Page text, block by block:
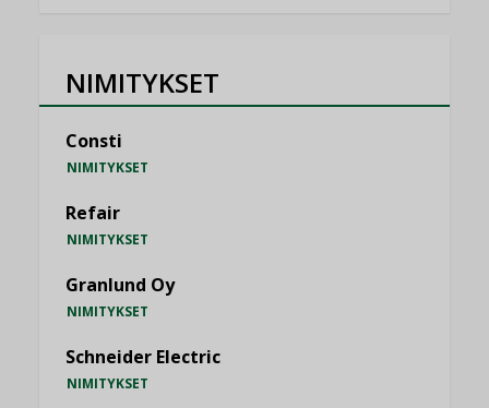
NIMITYKSET
Consti
NIMITYKSET
Refair
NIMITYKSET
Granlund Oy
NIMITYKSET
Schneider Electric
NIMITYKSET